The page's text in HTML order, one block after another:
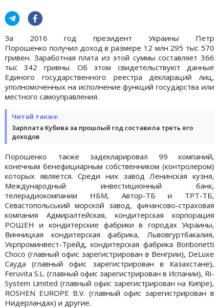
За 2016 год президент Украины Петр
Порошенко получил доход в размере 12 млн 295 тыс 570
гривен. Заработная плата из этой суммы составляет 366
тыс 342 гривны. Об этом свидетельствуют данные
Единого государственного реестра деклараций лиц,
уполномоченных на исполнение функций государства или
местного самоуправления.
Читай также:
Зарплата Кубива за прошлый год составила треть его
доходов
Порошенко также задекларировал 99 компаний,
конечным бенефициарным собственником (контролером)
которых является. Среди них завод Ленинская кузня,
Международный инвестиционный банк,
телерадиокомпании НБМ, Автор-ТБ и ТРТ-ТБ,
Севастопольський морской завод, финансово-страховая
компания Адмиралтейская, кондитерская корпорация
РОШЕН и кондитерские фабрики в городах Украины,
Винницкая кондитерская фабрика, Львовгуртбакалия,
Укрпроминвест-Трейд, кондитерская фабрика Bonbonetti
Choco (главный офис зарегистрирован в Венгрии), DeLuxe
Сауда (главный офис зарегистрирован в Казахстане),
Feruvita S.L. (главный офис зарегистрирован в Испании), Ri-
System Limited (главный офис зарегистрирован на Кипре),
ROSHEN EUROPE B.V. (главный офис зарегистрирован в
Нидерландах) и другие.